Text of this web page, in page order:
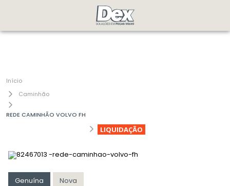
Caminhão
REDE CAMINHÃO VOLVO FH
LIQUIDAÇÃO
Genuína Nova